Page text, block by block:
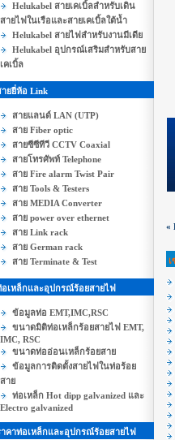
Helukabel สายเคเบิ้ลสำหรับเดิน
สายไฟในเรือและสายเคเบิ้ลใต้น้ำ
Helukabel สายไฟสำหรับงานมีเดีย
Helukabel อุปกรณ์เสริมสำหรับสาย
เคเบิ้ล
ยยี่ห้อ Link
สายแลนด์ LAN (UTP)
สาย Fiber optic
สายซีซีทีวี CCTV Coaxial
สายโทรศัพท์ Telephone
สาย Fire alarm Twist Pair
สาย Tools & Testers
สาย MEDIA Converter
สาย power over ethernet
สาย Link rack
สาย German rack
สาย Terminate & Test
อเหล็กและอุปกรณ์ร้อยสายไฟ
ข้อมูลท่อ EMT,IMC,RSC
ขนาดมิติท่อเหล็กร้อยสายไฟ EMT,
IMC, RSC
ขนาดท่ออ่อนเหล็กร้อยสาย
ข้อมูลการติดตั้งสายไฟในท่อร้อย
สาย
ท่อเหล็ก Hot dipp galvanized และ
Electro galvanized
าคาท่อเหล็กและอุปกรณ์ร้อยสายไฟ
«
เ